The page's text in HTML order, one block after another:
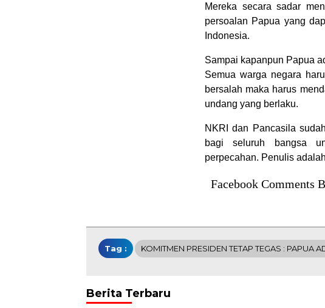
Mereka secara sadar
persoalan Papua yang
Indonesia.
Sampai kapanpun Papua
Semua warga negara
bersalah maka harus
undang yang berlaku.
NKRI dan Pancasila
bagi seluruh bangsa
perpecahan. Penulis
Facebook Comments
Tag : KOMITMEN PRESIDEN TETAP TEGAS : PAPUA
Berita Terbaru